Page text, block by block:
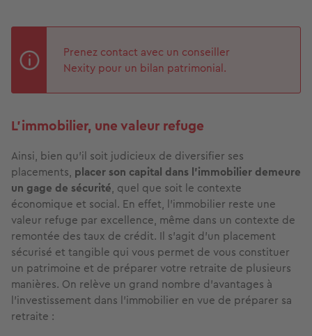
Prenez contact avec un conseiller
Nexity pour un bilan patrimonial.
L’immobilier, une valeur refuge
Ainsi, bien qu’il soit judicieux de diversifier ses
placements, placer son capital dans l’immobilier demeure
un gage de sécurité, quel que soit le contexte
économique et social. En effet, l’immobilier reste une
valeur refuge par excellence, même dans un contexte de
remontée des taux de crédit. Il s’agit d’un placement
sécurisé et tangible qui vous permet de vous constituer
un patrimoine et de préparer votre retraite de plusieurs
manières. On relève un grand nombre d’avantages à
l’investissement dans l’immobilier en vue de préparer sa
retraite :